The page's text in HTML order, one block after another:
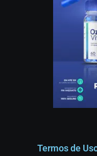
Termos de